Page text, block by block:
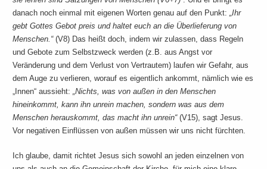
danach noch einmal mit eigenen Worten genau auf den Punkt:„Ihr
gebt Gottes Gebot preis und haltet euch an die Überlieferung von
Menschen.“(V8) Das heißt doch, indem wir zulassen, dass Regeln
und Gebote zum Selbstzweck werden (z.B. aus Angst vor
Veränderung und dem Verlust von Vertrautem) laufen wir Gefahr, aus
dem Auge zu verlieren, worauf es eigentlich ankommt, nämlich wie es
„Innen“ aussieht:„Nichts, was von außen in den Menschen
hineinkommt, kann ihn unrein machen, sondern was aus dem
Menschen herauskommt, das macht ihn unrein“(V15), sagt Jesus.
Vor negativen Einflüssen von außen müssen wir uns nicht fürchten.
Ich glaube, damit richtet Jesus sich sowohl an jeden einzelnen von